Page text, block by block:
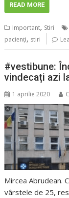
READ MORE
Important, Stiri
pacienţi, stiri
#vestibune:
vindecați azi
1 aprilie 2020
Mircea Abrudean.
vârstele de 25,